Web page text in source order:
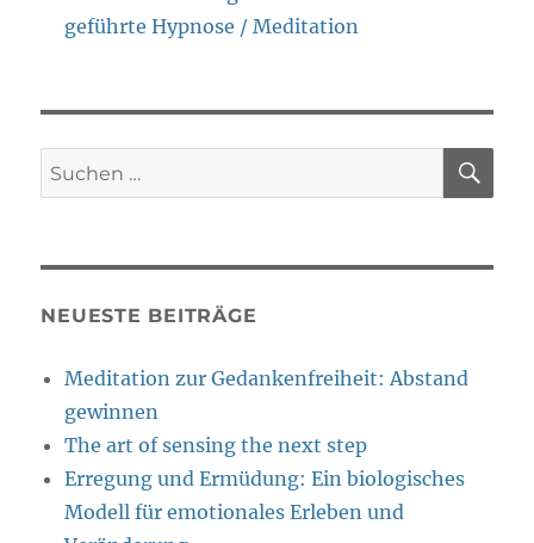
geführte Hypnose / Meditation
Suche
nach:
NEUESTE BEITRÄGE
Meditation zur Gedankenfreiheit: Abstand
gewinnen
The art of sensing the next step
Erregung und Ermüdung: Ein biologisches
Modell für emotionales Erleben und